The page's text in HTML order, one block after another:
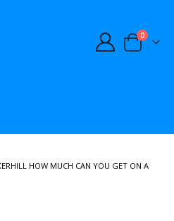
0
HOW MUCH CAN YOU GET ON A